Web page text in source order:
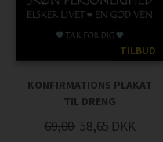
TILBUD
KONFIRMATIONS PLAKAT
TIL DRENG
69,00 58,65 DKK